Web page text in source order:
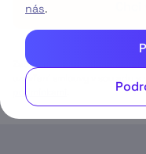
Zadáním své e-mailové
uzavření smlouvy v souladu s
podmínkami
nás.